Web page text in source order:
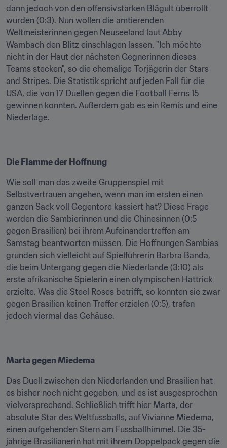
dann jedoch von den offensivstarken Blågult überrollt
wurden (0:3). Nun wollen die amtierenden
Weltmeisterinnen gegen Neuseeland laut Abby
Wambach den Blitz einschlagen lassen. "Ich möchte
nicht in der Haut der nächsten Gegnerinnen dieses
Teams stecken", so die ehemalige Torjägerin der Stars
and Stripes. Die Statistik spricht auf jeden Fall für die
USA, die von 17 Duellen gegen die Football Ferns 15
gewinnen konnten. Außerdem gab es ein Remis und eine
Niederlage.
Die Flamme der Hoffnung
Wie soll man das zweite Gruppenspiel mit
Selbstvertrauen angehen, wenn man im ersten einen
ganzen Sack voll Gegentore kassiert hat? Diese Frage
werden die Sambierinnen und die Chinesinnen (0:5
gegen Brasilien) bei ihrem Aufeinandertreffen am
Samstag beantworten müssen. Die Hoffnungen Sambias
gründen sich vielleicht auf Spielführerin Barbra Banda,
die beim Untergang gegen die Niederlande (3:10) als
erste afrikanische Spielerin einen olympischen Hattrick
erzielte. Was die Steel Roses betrifft, so konnten sie zwar
gegen Brasilien keinen Treffer erzielen (0:5), trafen
jedoch viermal das Gehäuse.
Marta gegen Miedema
Das Duell zwischen den Niederlanden und Brasilien hat
es bisher noch nicht gegeben, und es ist ausgesprochen
vielversprechend. Schließlich trifft hier Marta, der
absolute Star des Weltfussballs, auf Vivianne Miedema,
einen aufgehenden Stern am Fussballhimmel. Die 35-
jährige Brasilianerin hat mit ihrem Doppelpack gegen die